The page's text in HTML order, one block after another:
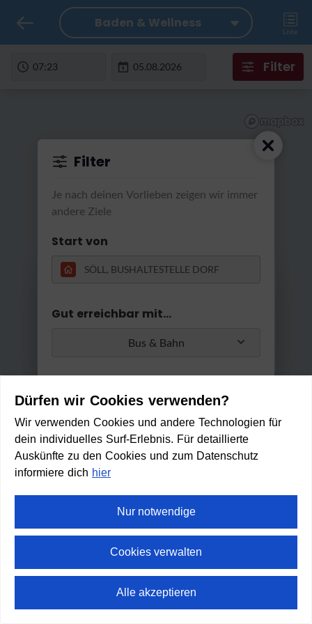
RatterRatter...
Baden & Wellness
Liste
Filter
Saunagarten am Franzlhof
GESCHLOSSEN(Öffnet um 14:00 Uhr)
10min
Filter
Je nach deinen Vorlieben zeigen wir immer
andere Ziele
Start von
Gut erreichbar mit...
Bus & Bahn
Umstiege
Max. 2 Umstiege
Min. / Max. Reisezeit
Anwenden
Vollbild
Dürfen wir Cookies verwenden?
Wir verwenden Cookies und andere Technologien für
dein individuelles Surf-Erlebnis. Für detaillierte
Auskünfte zu den Cookies und zum Datenschutz
informiere dich hier
Nur notwendige
Cookies verwalten
Alle akzeptieren